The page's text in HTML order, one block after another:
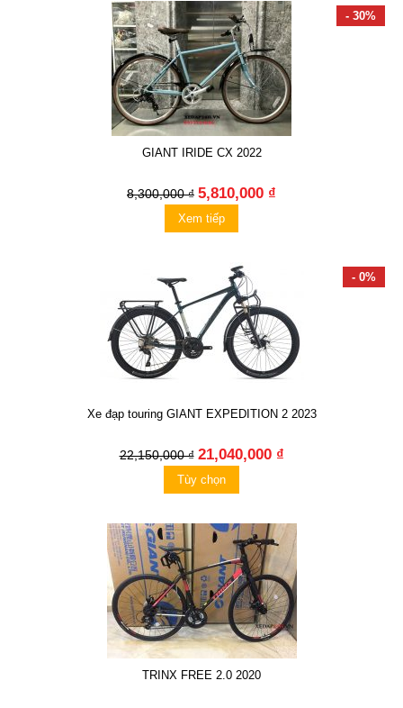
- 30%
GIANT IRIDE CX 2022
8,300,000 ₫ 5,810,000 ₫
Xem tiếp
- 0%
Xe đạp touring GIANT EXPEDITION 2 2023
22,150,000 ₫ 21,040,000 ₫
Tùy chọn
TRINX FREE 2.0 2020